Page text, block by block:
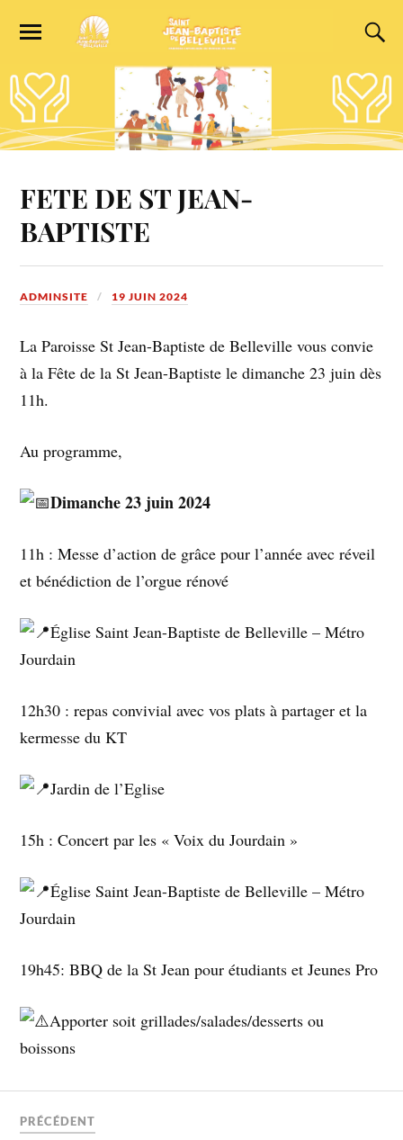
FETE DE ST JEAN-
BAPTISTE
ADMINSITE 19 JUIN 2024
La Paroisse St Jean-Baptiste de Belleville vous convie
à la Fête de la St Jean-Baptiste le dimanche 23 juin dès
11h.
Au programme,
Dimanche 23 juin 2024
11h : Messe d’action de grâce pour l’année avec réveil
et bénédiction de l’orgue rénové
Église Saint Jean-Baptiste de Belleville – Métro
Jourdain
12h30 : repas convivial avec vos plats à partager et la
kermesse du KT
Jardin de l’Eglise
15h : Concert par les « Voix du Jourdain »
Église Saint Jean-Baptiste de Belleville – Métro
Jourdain
19h45: BBQ de la St Jean pour étudiants et Jeunes Pro
Apporter soit grillades/salades/desserts ou
boissons
PRÉCÉDENT